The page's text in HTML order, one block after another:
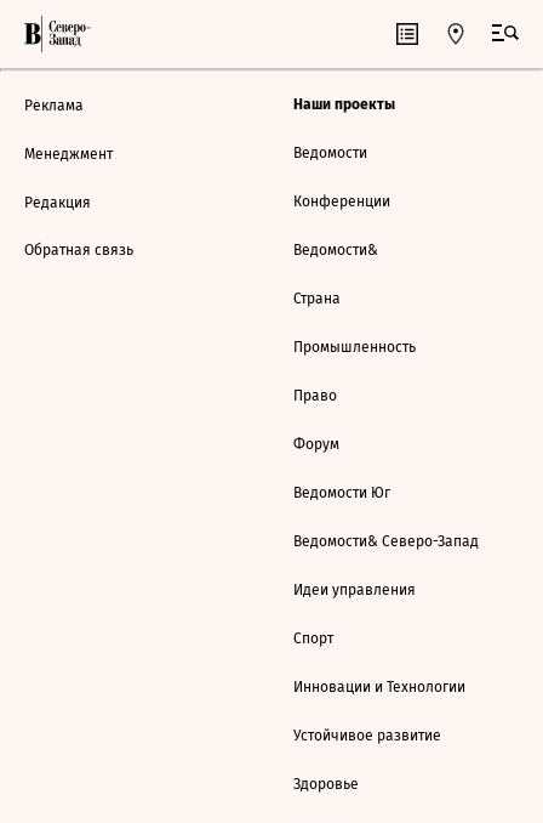
Реклама
Менеджмент
Редакция
Обратная связь
Наши проекты
Ведомости
Конференции
Ведомости&
Страна
Промышленность
Право
Форум
Ведомости Юг
Ведомости& Северо-Запад
Идеи управления
Спорт
Инновации и Технологии
Устойчивое развитие
Здоровье